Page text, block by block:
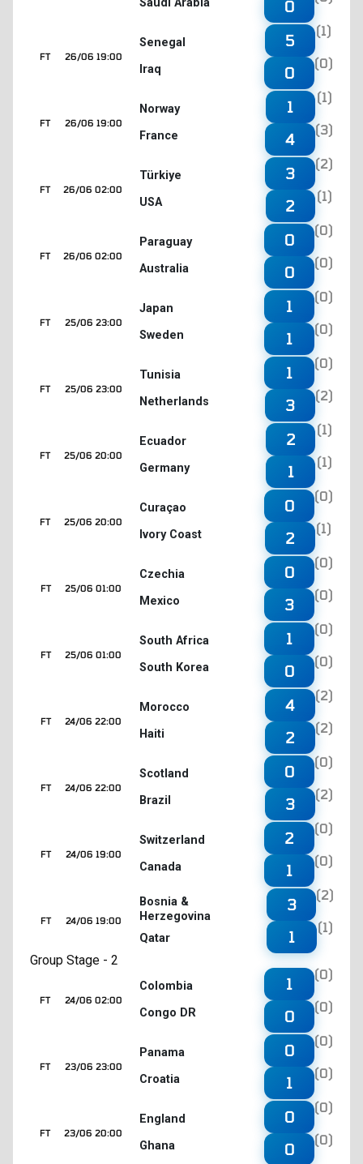
Saudi Arabia 0
26/06 19:00
FT
Senegal
Iraq
5
(1)
0
(0)
26/06 19:00
FT
Norway
France
1
(1)
4
(3)
26/06 02:00
FT
Türkiye
USA
3
(2)
2
(1)
26/06 02:00
FT
Paraguay
Australia
0
(0)
0
(0)
25/06 23:00
FT
Japan
Sweden
1
(0)
1
(0)
25/06 23:00
FT
Tunisia
Netherlands
1
(0)
3
(2)
25/06 20:00
FT
Ecuador
Germany
2
(1)
1
(1)
25/06 20:00
FT
Curaçao
Ivory Coast
0
(0)
2
(1)
25/06 01:00
FT
Czechia
Mexico
0
(0)
3
(0)
25/06 01:00
FT
South Africa
South Korea
1
(0)
0
(0)
24/06 22:00
FT
Morocco
Haiti
4
(2)
2
(2)
24/06 22:00
FT
Scotland
Brazil
0
(0)
3
(2)
24/06 19:00
FT
Switzerland
Canada
2
(0)
1
(0)
24/06 19:00
FT
Bosnia &
Herzegovina
Qatar
3
(2)
1
(1)
Group Stage - 2
24/06 02:00
FT
Colombia
Congo DR
1
(0)
0
(0)
23/06 23:00
FT
Panama
Croatia
0
(0)
1
(0)
23/06 20:00
FT
England
Ghana
0
(0)
0
(0)